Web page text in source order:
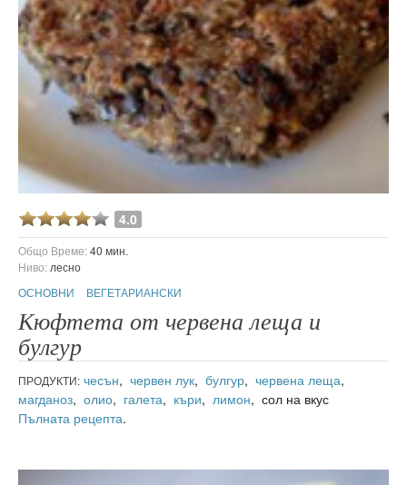
4.0
Общо Време:40 мин.
Ниво: лесно
ОСНОВНИ
ВЕГЕТАРИАНСКИ
Кюфтета от червена леща и
булгур
ПРОДУКТИ: чесън, червен лук, булгур, червена леща,
магданоз, олио, галета, къри, лимон, сол на вкус
Пълната рецепта.